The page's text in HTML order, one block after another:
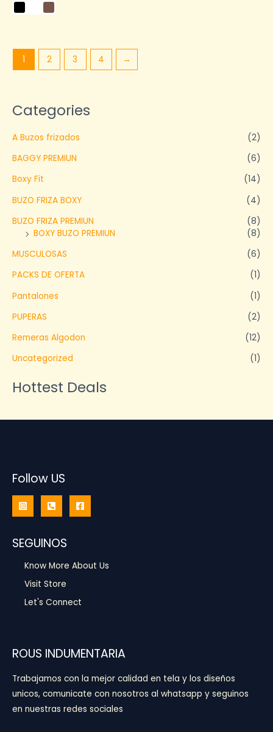
Categories
A Buzos frizados
(2)
BAGGY PREMIUN
(6)
Boxy Fit
(14)
BUZO FRIZA BOXY
(4)
BUZO FRIZA PREMIUN
(8)
BOXY BUZO PREMIUN
(8)
MUSCULOSAS
(6)
PACKS DE OFERTA
(1)
Pantalones
(1)
PUPERAS
(2)
Remeras Algodon
(12)
Uncategorized
(1)
Hottest Deals
de
5
1 2 3 4 →
Follow US
SEGUINOS
Know More About Us
Visit Store
Let's Connect
ROUS INDUMENTARIA
Trabajamos con la mejor calidad en tela y los diseños
unicos, comunicate con nosotros al whatsapp y seguinos
en nuestras redes sociales